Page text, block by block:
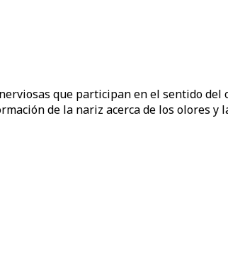
que participan en el sentido
de la nariz acerca de los olores